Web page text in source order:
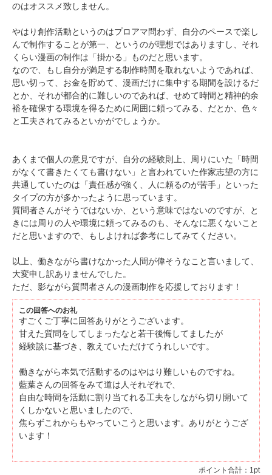
のはオススメ致しません。
やはり創作活動というのはプロアマ問わず、自分のペースで楽し
んで制作することが第一、というのが理想ではありますし、それ
くらい漫画の制作は「掛かる」ものだと思います。
なので、もし自分が満足する制作時間を取れないようであれば、
思い切って、お金を貯めて、漫画だけに集中する期間を設けるだ
とか、それが都合的に難しいのであれば、せめて時間と精神的余
裕を確保する環境を得るために周囲に頼ってみる、だとか、色々
と工夫されてみるといかがでしょうか。
あくまで個人の意見ですが、自分の経験則上、周りにいた「時間
がなくて書きたくても書けない」と言われていた作家志望の方に
共通していたのは「責任感が強く、人に頼るのが苦手」といった
タイプの方が多かったように思っています。
質問者さんがそうではないか、という意味ではないのですが、と
きには周りの人や環境に頼ってみるのも、そんなに悪くないこと
だと思いますので、もしよければ参考にしてみてください。
以上、働きながら書けなかった人間が偉そうなこと言いまして、
大変申し訳ありませんでした。
ただ、影ながら質問者さんの漫画制作を応援しております！
この回答へのお礼
すごくご丁寧に回答ありがとうございます。
甘えた質問をしてしまったなと若干後悔してましたが
経験談に基づき、教えていただけてうれしいです。
働きながら本気で活動するのはやはり難しいものですね。
藍葉さんの回答をみて道は人それぞれで、
自由な時間を活動に割り当てれる工夫をしながら切り開いて
くしかないと思いましたので、
焦らずこれからもやっていこうと思います。ありがとうござ
います！
ポイント合計： 1pt